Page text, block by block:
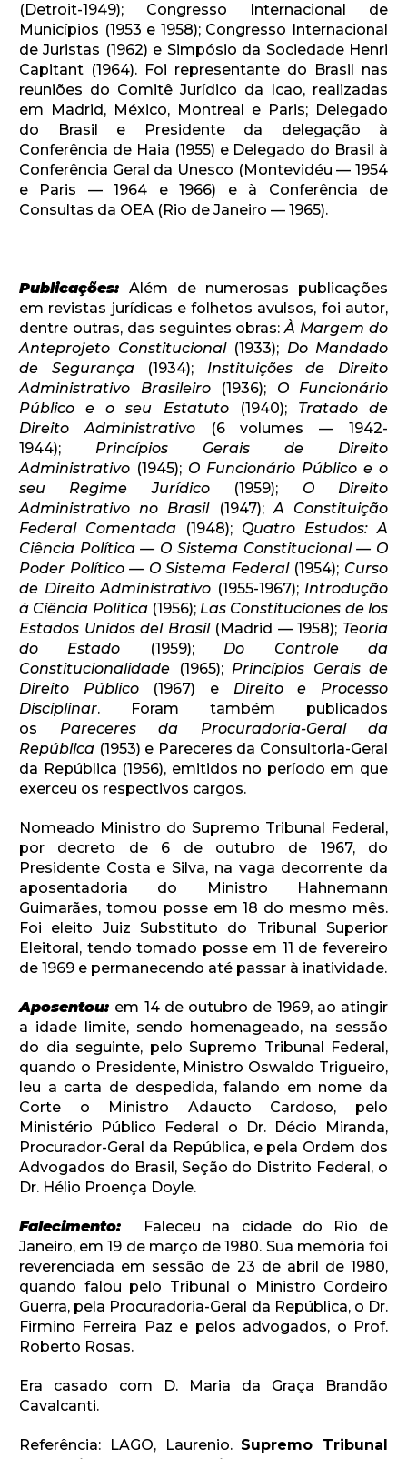
(Detroit-1949); Congresso Internacional de
Municípios (1953 e 1958); Congresso Internacional
de Juristas (1962) e Simpósio da Sociedade Henri
Capitant (1964). Foi representante do Brasil nas
reuniões do Comitê Jurídico da Icao, realizadas
em Madrid, México, Montreal e Paris; Delegado
do Brasil e Presidente da delegação à
Conferência de Haia (1955) e Delegado do Brasil à
Conferência Geral da Unesco (Montevidéu — 1954
e Paris — 1964 e 1966) e à Conferência de
Consultas da OEA (Rio de Janeiro — 1965).
Publicações: Além de numerosas publicações
em revistas jurídicas e folhetos avulsos, foi autor,
dentre outras, das seguintes obras:À Margem do
Anteprojeto Constitucional (1933); Do Mandado
de Segurança(1934); Instituições de Direito
Administrativo Brasileiro(1936); O Funcionário
Público e o seu Estatuto(1940); Tratado de
Direito Administrativo(6 volumes — 1942-
1944); Princípios Gerais de Direito
Administrativo (1945); O Funcionário Público e o
seu Regime Jurídico(1959); O Direito
Administrativo no Brasil(1947);A Constituição
Federal Comentada (1948); Quatro Estudos: A
Ciência Política — O Sistema Constitucional — O
Poder Político — O Sistema Federal(1954); Curso
de Direito Administrativo (1955-1967); Introdução
à Ciência Política(1956); Las Constituciones de los
Estados Unidos del Brasil(Madrid — 1958); Teoria
do Estado (1959); Do Controle da
Constitucionalidade (1965); Princípios Gerais de
Direito Público(1967) e Direito e Processo
Disciplinar. Foram também publicados
os Pareceres da Procuradoria-Geral da
República (1953) e Pareceres da Consultoria-Geral
da República (1956), emitidos no período em que
exerceu os respectivos cargos.
Nomeado Ministro do Supremo Tribunal Federal,
por decreto de 6 de outubro de 1967, do
Presidente Costa e Silva, na vaga decorrente da
aposentadoria do Ministro Hahnemann
Guimarães, tomou posse em 18 do mesmo mês.
Foi eleito Juiz Substituto do Tribunal Superior
Eleitoral, tendo tomado posse em 11 de fevereiro
de 1969 e permanecendo até passar à inatividade.
Aposentou: em 14 de outubro de 1969, ao atingir
a idade limite, sendo homenageado, na sessão
do dia seguinte, pelo Supremo Tribunal Federal,
quando o Presidente, Ministro Oswaldo Trigueiro,
leu a carta de despedida, falando em nome da
Corte o Ministro Adaucto Cardoso, pelo
Ministério Público Federal o Dr. Décio Miranda,
Procurador-Geral da República, e pela Ordem dos
Advogados do Brasil, Seção do Distrito Federal, o
Dr. Hélio Proença Doyle.
Falecimento:
Faleceu na cidade do Rio de
Janeiro, em 19 de março de 1980. Sua memória foi
reverenciada em sessão de 23 de abril de 1980,
quando falou pelo Tribunal o Ministro Cordeiro
Guerra, pela Procuradoria-Geral da República, o Dr.
Firmino Ferreira Paz e pelos advogados, o Prof.
Roberto Rosas.
Era casado com D. Maria da Graça Brandão
Cavalcanti.
Referência: LAGO, Laurenio. Supremo Tribunal